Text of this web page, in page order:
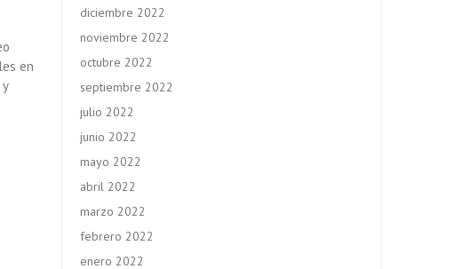
en
diciembre 2022
noviembre 2022
octubre 2022
septiembre 2022
julio 2022
junio 2022
mayo 2022
abril 2022
marzo 2022
febrero 2022
enero 2022